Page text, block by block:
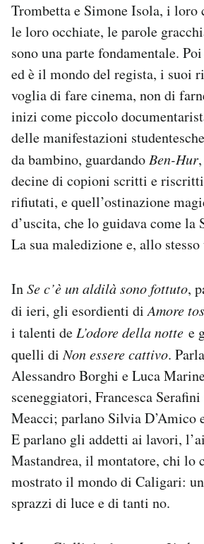
Trombetta e Simone Isola, i loro
le loro occhiate, le parole
sono una parte fondamentale.
ed è il mondo del regista, i suoi
voglia di fare cinema, non di
inizi come piccolo
delle manifestazioni
da bambino, guardando Ben-Hur
decine di copioni scritti e
rifiutati, e quell’ostinazione
d’uscita, che lo guidava come la
La sua maledizione e, allo stesso
InSe c’è un aldilà sono fottuto,
di ieri, gli esordienti diAmore
i talenti de L’odore della notte e
quelli diNon essere cattivo.
Alessandro Borghi e Luca
sceneggiatori, Francesca
Meacci; parlano Silvia D’Amico
E parlano gli addetti ai lavori,
Mastandrea, il montatore, chi lo
mostrato il mondo di Caligari:
sprazzi di luce e di tanti no.